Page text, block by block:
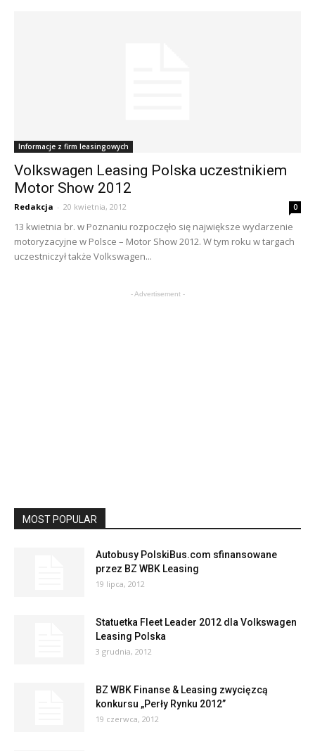
Informacje z firm leasingowych
Volkswagen Leasing Polska uczestnikiem
Motor Show 2012
Redakcja - 20 kwietnia, 2012 0
13 kwietnia br. w Poznaniu rozpoczęło się największe wydarzenie
motoryzacyjne w Polsce – Motor Show 2012. W tym roku w targach
uczestniczył także Volkswagen...
- Advertisement -
MOST POPULAR
Autobusy PolskiBus.com sfinansowane
przez BZ WBK Leasing
19 lipca, 2012
Statuetka Fleet Leader 2012 dla Volkswagen
Leasing Polska
3 grudnia, 2012
BZ WBK Finanse & Leasing zwycięzcą
konkursu „Perły Rynku 2012”
19 czerwca, 2012